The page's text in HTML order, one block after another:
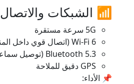
📶 الشبكات والاتصال
5G سرعة مستقرة
Wi-Fi 6 (اتصال قوي داخل المنزل)
Bluetooth 5.3 (توصيل سماعات بدون تقطيع)
GPS دقيق للملاحة
📌 الأداء: